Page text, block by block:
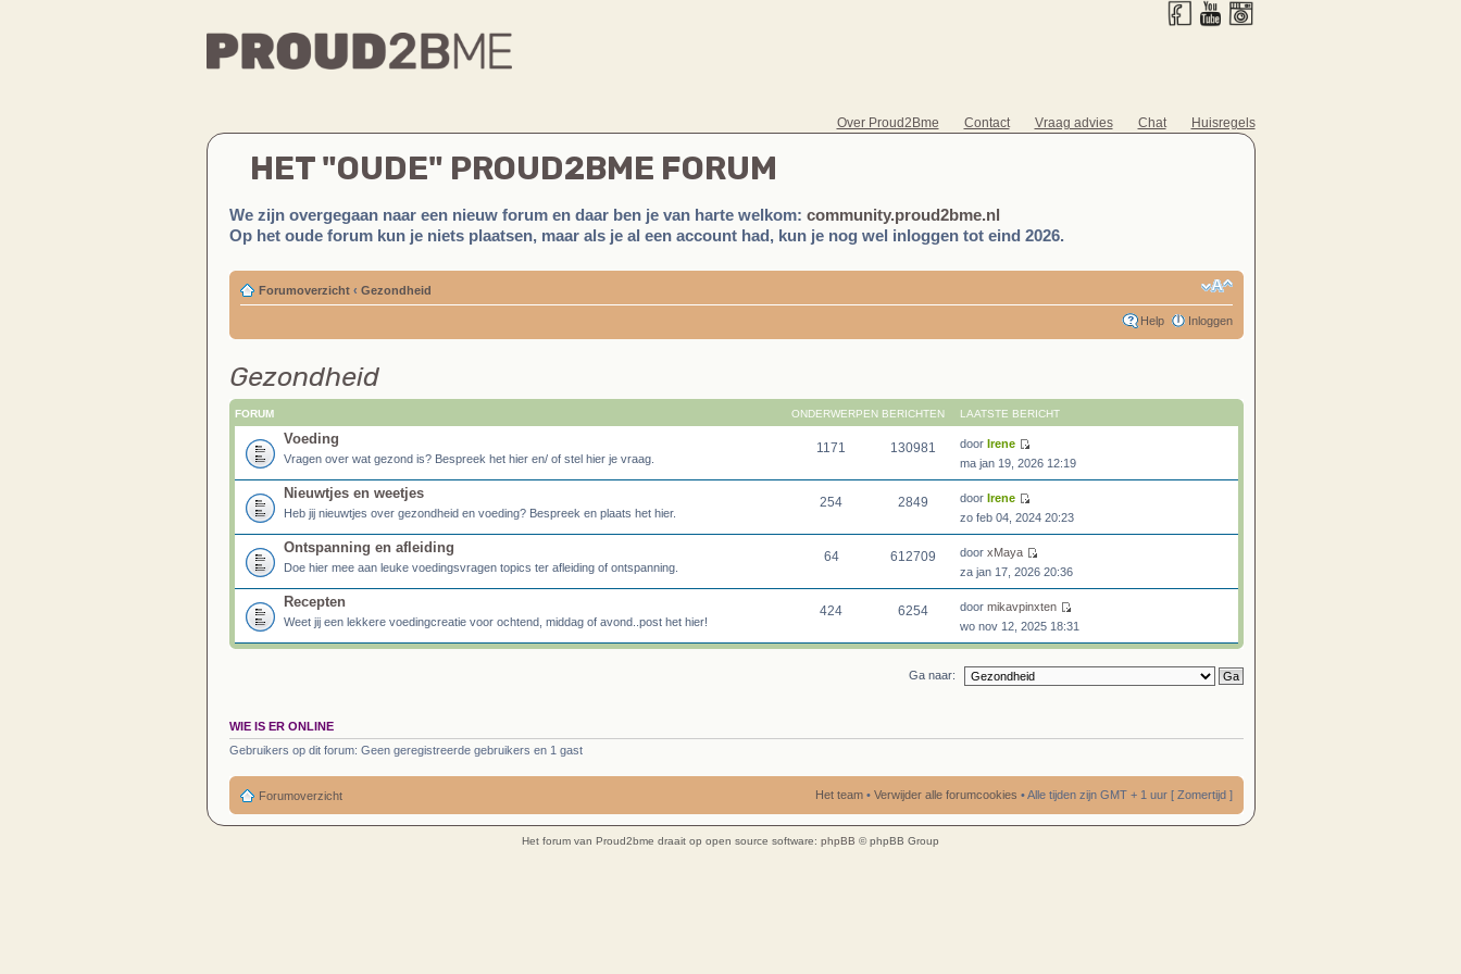
Over Proud2Bme Contact Vraag advies Chat Huisregels
HET "OUDE" PROUD2BME FORUM
We zijn overgegaan naar een nieuw forum en daar ben je van harte welkom: community.proud2bme.nl
Op het oude forum kun je niets plaatsen, maar als je al een account had, kun je nog wel inloggen tot eind 2026.
Forumoverzicht ‹ Gezondheid
Help Inloggen
Gezondheid
FORUM ONDERWERPEN BERICHTEN LAATSTE BERICHT
Voeding
Vragen over wat gezond is? Bespreek het hier en/ of stel hier je vraag.
1171 130981 door Irene
ma jan 19, 2026 12:19
Nieuwtjes en weetjes
Heb jij nieuwtjes over gezondheid en voeding? Bespreek en plaats het hier.
254 2849 door Irene
zo feb 04, 2024 20:23
Ontspanning en afleiding
Doe hier mee aan leuke voedingsvragen topics ter afleiding of ontspanning.
64 612709 door xMaya
za jan 17, 2026 20:36
Recepten
Weet jij een lekkere voedingcreatie voor ochtend, middag of avond..post het hier!
424 6254 door mikavpinxten
wo nov 12, 2025 18:31
Ga naar:
WIE IS ER ONLINE
Gebruikers op dit forum: Geen geregistreerde gebruikers en 1 gast
Forumoverzicht Het team• Verwijder alle forumcookies • Alle tijden zijn GMT + 1 uur [ Zomertijd ]
Het forum van Proud2bme draait op open source software: phpBB © phpBB Group